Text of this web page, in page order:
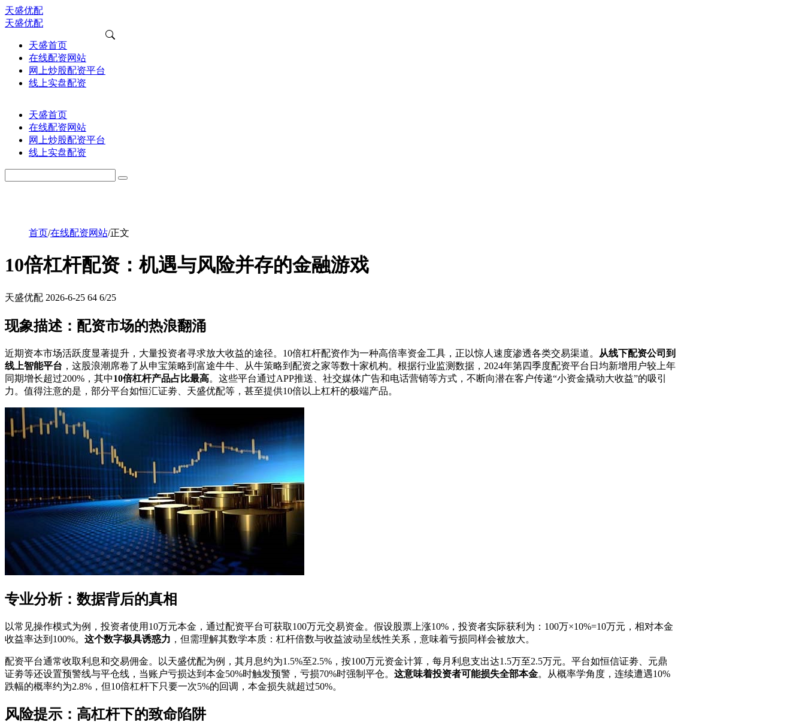
天盛优配
天盛优配
天盛首页
在线配资网站
网上炒股配资平台
线上实盘配资
天盛首页
在线配资网站
网上炒股配资平台
线上实盘配资
首页/在线配资网站/正文
10倍杠杆配资：机遇与风险并存的金融游戏
天盛优配 2026-6-25 64 6/25
现象描述：配资市场的热浪翻涌
近期资本市场活跃度显著提升，大量投资者寻求放大收益的途径。10倍杠杆配资作为一种高倍率资金工具，正以惊人速度渗透各类交易渠道。
从线下配资公司到
线上智能平台 ，这股浪潮席卷了从申宝策略到富途牛牛、从牛策略到配资之家等数十家机构。根据行业监测数据，2024年第四季度配资平台日均新增用户较上年
同期增长超过200%，其中10倍杠杆产品占比最高。这些平台通过APP推送、社交媒体广告和电话营销等方式，不断向潜在客户传递“小资金撬动大收益”的吸引
力。值得注意的是，部分平台如恒汇证劵、天盛优配等，甚至提供10倍以上杠杆的极端产品。
专业分析：数据背后的真相
以常见操作模式为例，投资者使用10万元本金，通过配资平台可获取100万元交易资金。假设股票上涨10%，投资者实际获利为：100万×10%=10万元，相对本金
收益率达到100%。 这个数字极具诱惑力 ，但需理解其数学本质：杠杆倍数与收益波动呈线性关系，意味着亏损同样会被放大。
配资平台通常收取利息和交易佣金。以天盛优配为例，其月息约为1.5%至2.5%，按100万元资金计算，每月利息支出达1.5万至2.5万元。平台如恒信证劵、元鼎
证劵等还设置预警线与平仓线，当账户亏损达到本金50%时触发预警，亏损70%时强制平仓。 这意味着投资者可能损失全部本金。从概率学角度，连续遭遇10%
跌幅的概率约为2.8%，但10倍杠杆下只要一次5%的回调，本金损失就超过50%。
风险提示：高杠杆下的致命陷阱